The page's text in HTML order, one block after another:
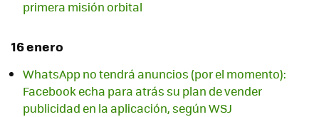
primera misión orbital
16 enero
WhatsApp no tendrá anuncios (por el momento):
Facebook echa para atrás su plan de vender
publicidad en la aplicación, según WSJ